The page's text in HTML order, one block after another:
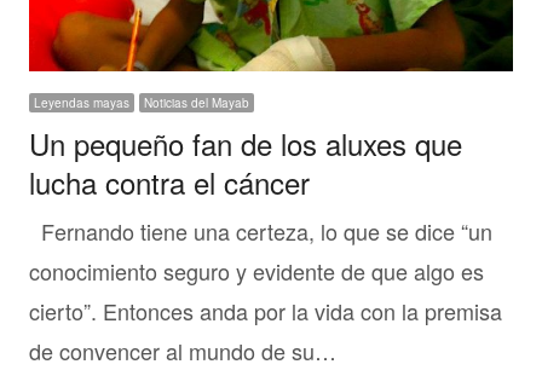
Leyendas mayas Noticias del Mayab
Un pequeño fan de los aluxes que
lucha contra el cáncer
Fernando tiene una certeza, lo que se dice “un
conocimiento seguro y evidente de que algo es
cierto”. Entonces anda por la vida con la premisa
de convencer al mundo de su…